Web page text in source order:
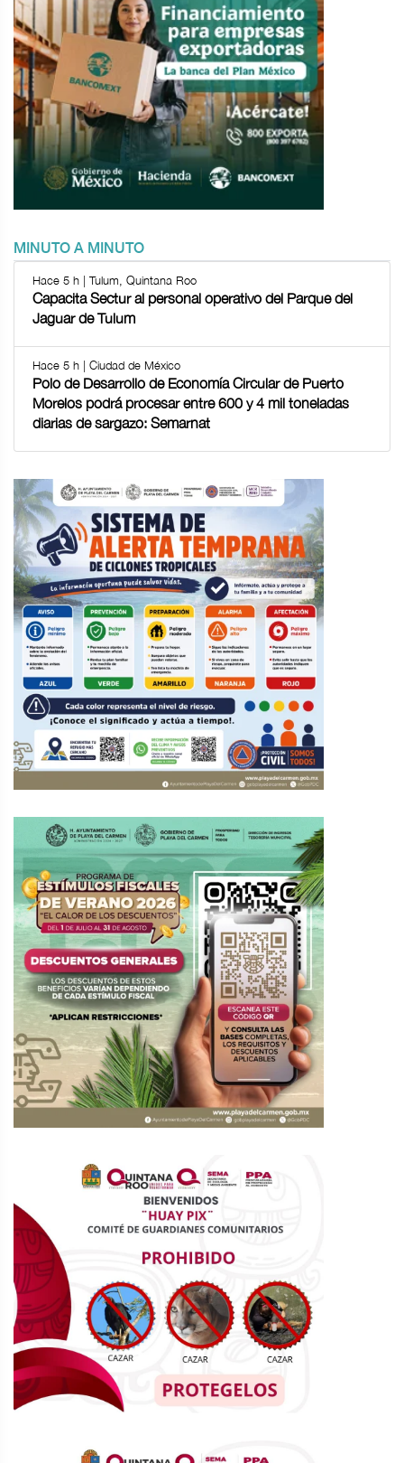
MINUTO A MINUTO
Hace 5 h | Tulum, Quintana Roo
Capacita Sectur al personal operativo del Parque del
Jaguar de Tulum
Hace 5 h | Ciudad de México
Polo de Desarrollo de Economía Circular de Puerto
Morelos podrá procesar entre 600 y 4 mil toneladas
diarias de sargazo: Semarnat